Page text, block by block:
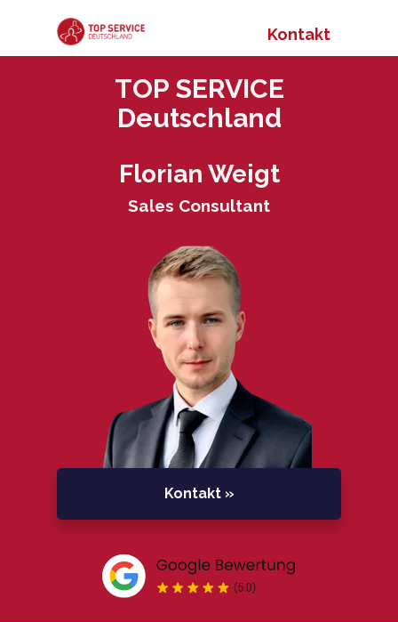
Kontakt
TOP SERVICE
Deutschland
Kontakt »
Florian Weigt
Sales Consultant